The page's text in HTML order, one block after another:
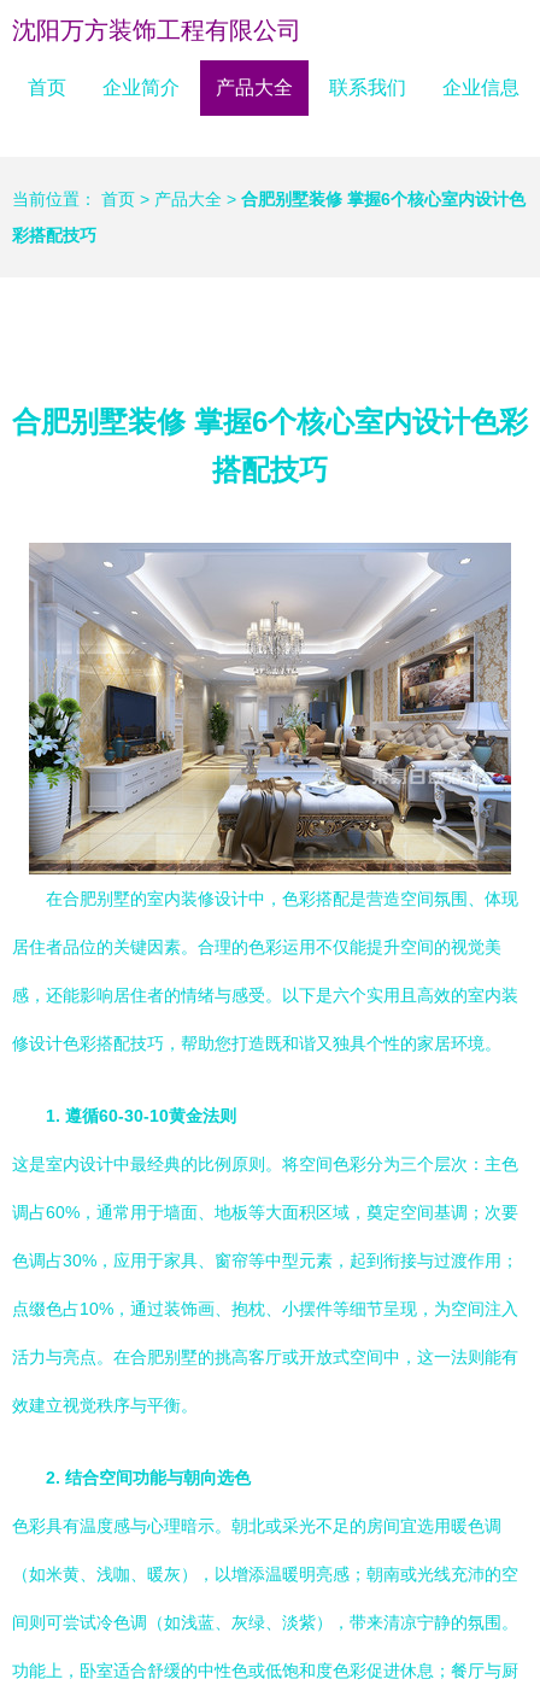
沈阳万方装饰工程有限公司
首页 企业简介 产品大全 联系我们 企业信息
当前位置： 首页 > 产品大全 > 合肥别墅装修 掌握6个核心室内设计色
彩搭配技巧
合肥别墅装修 掌握6个核心室内设计色彩
搭配技巧
在合肥别墅的室内装修设计中，色彩搭配是营造空间氛围、体现
居住者品位的关键因素。合理的色彩运用不仅能提升空间的视觉美
感，还能影响居住者的情绪与感受。以下是六个实用且高效的室内装
修设计色彩搭配技巧，帮助您打造既和谐又独具个性的家居环境。
1. 遵循60-30-10黄金法则
这是室内设计中最经典的比例原则。将空间色彩分为三个层次：主色
调占60%，通常用于墙面、地板等大面积区域，奠定空间基调；次要
色调占30%，应用于家具、窗帘等中型元素，起到衔接与过渡作用；
点缀色占10%，通过装饰画、抱枕、小摆件等细节呈现，为空间注入
活力与亮点。在合肥别墅的挑高客厅或开放式空间中，这一法则能有
效建立视觉秩序与平衡。
2. 结合空间功能与朝向选色
色彩具有温度感与心理暗示。朝北或采光不足的房间宜选用暖色调
（如米黄、浅咖、暖灰），以增添温暖明亮感；朝南或光线充沛的空
间则可尝试冷色调（如浅蓝、灰绿、淡紫），带来清凉宁静的氛围。
功能上，卧室适合舒缓的中性色或低饱和度色彩促进休息；餐厅与厨